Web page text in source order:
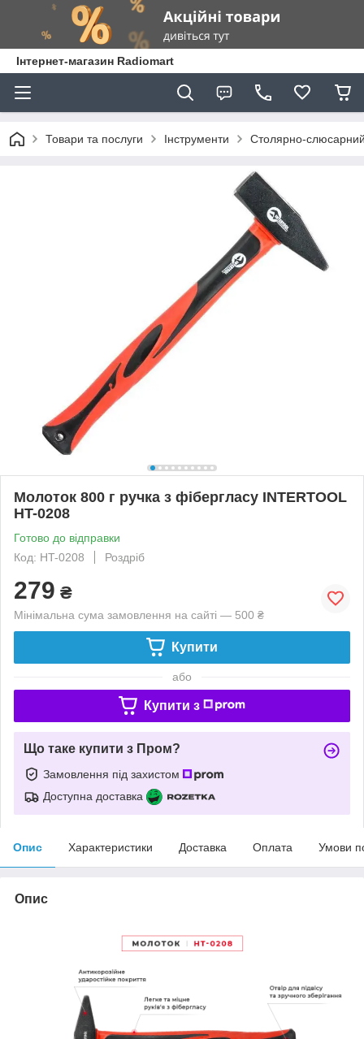
Інтернет-магазин Radiomart
Товари та послуги Інструменти Столярно-
Молоток 800 г ручка з фібергласу INTERTOOL
HT-0208
Готово до відправки
Код: HT-0208
Роздріб
279 ₴
Мінімальна сума замовлення на сайті — 500 ₴
Купити
або
Купити з
Що таке купити з Пром?
Замовлення під захистом
Доступна доставка
Опис Характеристики Доставка Оплата Умови
Опис